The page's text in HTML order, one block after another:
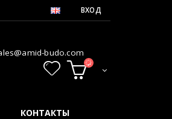
ВХОД
budo.com
КОНТАКТЫ